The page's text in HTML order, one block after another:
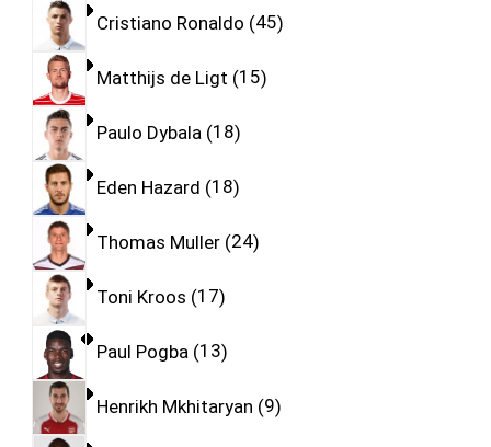
Cristiano Ronaldo 45
Matthijs de Ligt 15
Paulo Dybala 18
Eden Hazard 18
Thomas Muller 24
Toni Kroos 17
Paul Pogba 13
Henrikh Mkhitaryan 9